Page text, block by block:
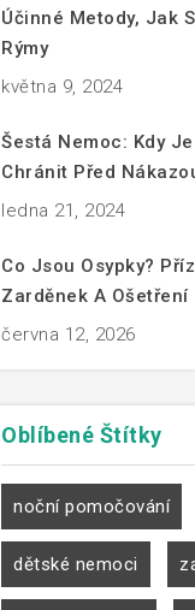
Účinné Metody, Jak
Rýmy
května 9, 2024
Šestá Nemoc: Kdy
Chránit Před
ledna 21, 2024
Co Jsou Osypky?
Zarděnek A Ošetření
června 12, 2026
Oblíbené Štítky
noční pomočování
dětské nemoci